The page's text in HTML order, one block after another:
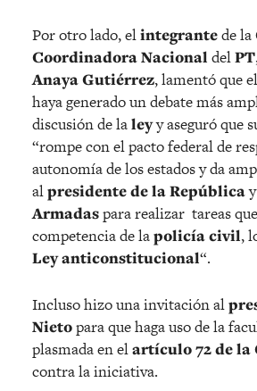
Por otro lado, elintegrantede la
Coordinadora Nacional delPT
Anaya Gutiérrez, lamentó que el
haya generado un debate más
discusión de laleyy aseguró que
“rompe con el pacto federal de
autonomía de los estados y da
alpresidente de la República
Armadaspara realizar tareas
competencia de lapolicía civil,
Ley anticonstitucional“.
Incluso hizo una invitación al
Nietopara que haga uso de la
plasmada en elartículo 72 de la
contra la iniciativa.